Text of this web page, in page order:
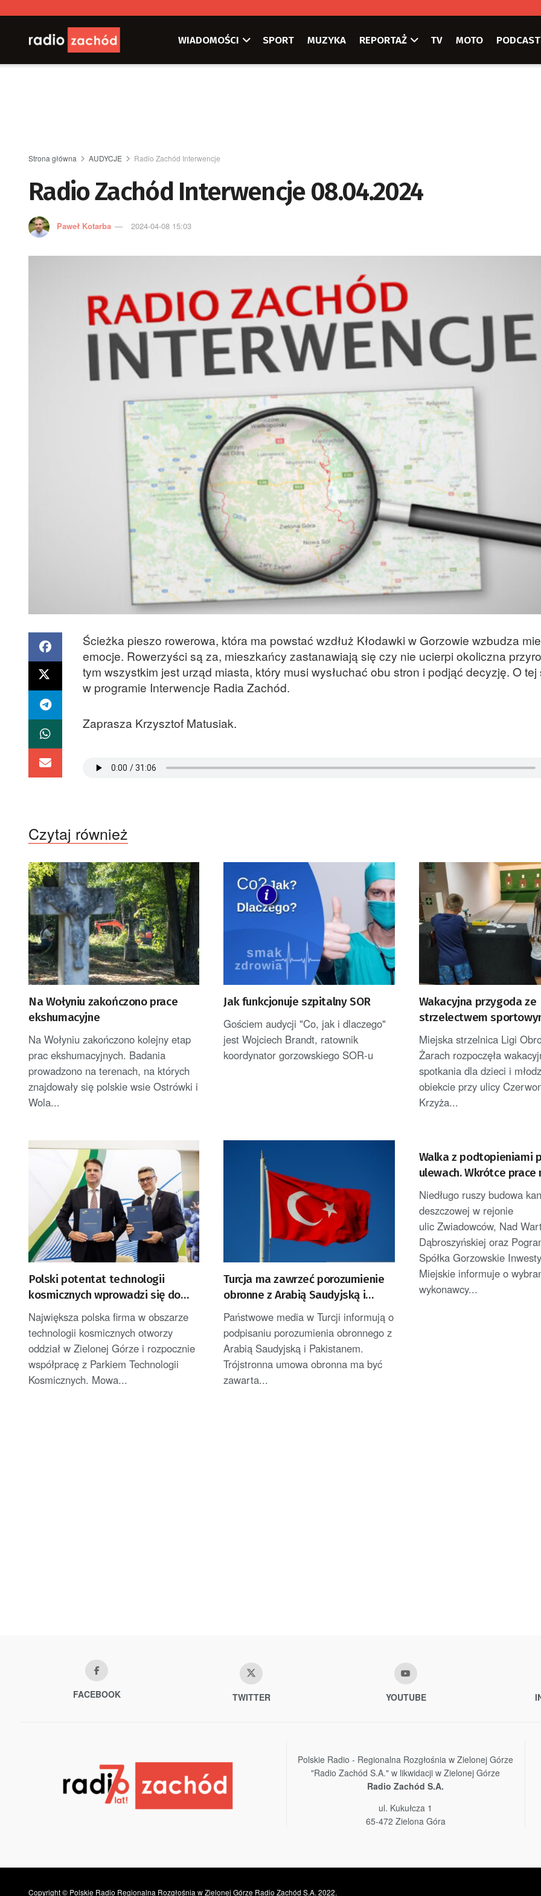
WIADOMOŚCI SPORT MUZYKA REPORTAŻ TV MOTO
Strona główna AUDYCJE Radio Zachód Interwencje
Radio Zachód Interwencje 08.04.2024
Paweł Kotarba 2024-04-08 15:03
Ścieżka pieszo rowerowa, która ma powstać wzdłuż Kłodawki w Gorzowie wzbudza
emocje. Rowerzyści są za, mieszkańcy zastanawiają się czy nie ucierpi okoliczna
tym wszystkim jest urząd miasta, który musi wysłuchać obu stron i podjąć decyzję. O tej
w programie Interwencje Radia Zachód.
Zaprasza Krzysztof Matusiak.
Czytaj również
Na Wołyniu zakończono prace
ekshumacyjne
Na Wołyniu zakończono kolejny etap
prac ekshumacyjnych. Badania
prowadzono na terenach, na których
znajdowały się polskie wsie Ostrówki i
Wola...
Jak funkcjonuje szpitalny SOR
Gościem audycji "Co, jak i dlaczego"
jest Wojciech Brandt, ratownik
koordynator gorzowskiego SOR-u
Wakacyjna przygoda ze
strzelectwem
Żarach
Miejska strzelnica Ligi
Żarach rozpoczęła
spotkania dla dzieci i
obiekcie przy ulicy
Krzyża...
Polski potentat technologii
kosmicznych wprowadzi się do
Zielonej Góry
Największa polska firma w obszarze
technologii kosmicznych otworzy
oddział w Zielonej Górze i rozpocznie
współpracę z Parkiem Technologii
Kosmicznych. Mowa...
Turcja ma zawrzeć porozumienie
obronne z Arabią Saudyjską i
Pakistanem
Państwowe media w Turcji informują o
podpisaniu porozumienia obronnego z
Arabią Saudyjską i Pakistanem.
Trójstronna umowa obronna ma być
zawarta...
Walka z podtopieniami
ulewach. Wkrótce prace
ulicach Gorzowa
Niedługo ruszy budowa
deszczowej w rejonie
ulic Zwiadowców, Nad
Dąbroszyńskiej oraz
Spółka Gorzowskie
Miejskie informuje o
wykonawcy...
FACEBOOK TWITTER YOUTUBE
Polskie Radio - Regionalna Rozgłośnia w Zielonej Górze
"Radio Zachód S.A." w likwidacji w Zielonej Górze
Radio Zachód S.A.
ul. Kukułcza 1
65-472 Zielona Góra
Copyright © Polskie Radio Regionalna Rozgłośnia w Zielonej Górze Radio Zachód S.A. 2022.